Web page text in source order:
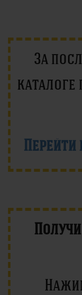
За
каталоге
Перейти